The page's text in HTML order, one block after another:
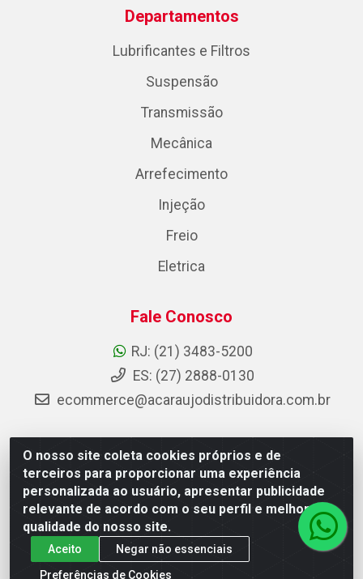
O nosso site coleta cookies próprios e de
terceiros para proporcionar uma experiência
personalizada ao usuário, apresentar publicidade
relevante de acordo com o seu perfil e melhorar a
qualidade do nosso site.
Aceito
Negar não essenciais
Preferências de Cookies
Departamentos
Lubrificantes e Filtros
Suspensão
Transmissão
Mecânica
Arrefecimento
Injeção
Freio
Eletrica
Fale Conosco
RJ: (21) 3483-5200
ES: (27) 2888-0130
ecommerce@acaraujodistribuidora.com.br
AC Araujo Distribuidora - Rua Carneiro de Campos, 42 -
São Cristóvão, Rio de Janeiro/RJ - CEP 20.920-410 -
CNPJ 08.744.753/0003-85